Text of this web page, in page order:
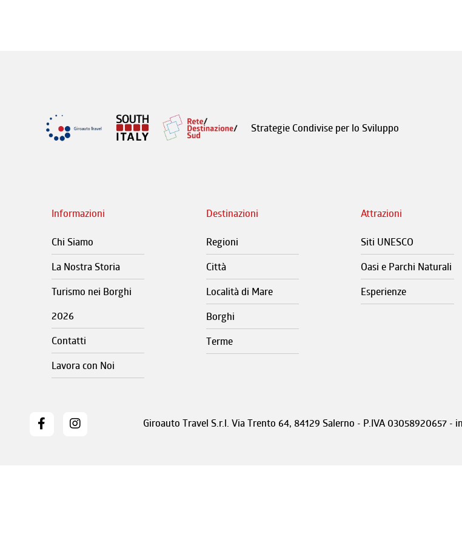
Strategie Condivise per lo Sviluppo
Informazioni
Chi Siamo
La Nostra Storia
Turismo nei Borghi
2026
Contatti
Lavora con Noi
Destinazioni
Regioni
Città
Località di Mare
Borghi
Terme
Attrazioni
Siti UNESCO
Oasi e Parchi Naturali
Esperienze
Giroauto Travel S.r.l. Via Trento 64, 84129 Salerno - P.IVA 03058920657 -